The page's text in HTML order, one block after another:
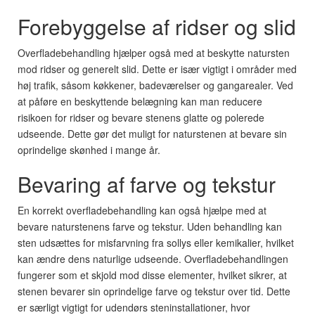
Forebyggelse af ridser og slid
Overfladebehandling hjælper også med at beskytte natursten
mod ridser og generelt slid. Dette er især vigtigt i områder med
høj trafik, såsom køkkener, badeværelser og gangarealer. Ved
at påføre en beskyttende belægning kan man reducere
risikoen for ridser og bevare stenens glatte og polerede
udseende. Dette gør det muligt for naturstenen at bevare sin
oprindelige skønhed i mange år.
Bevaring af farve og tekstur
En korrekt overfladebehandling kan også hjælpe med at
bevare naturstenens farve og tekstur. Uden behandling kan
sten udsættes for misfarvning fra sollys eller kemikalier, hvilket
kan ændre dens naturlige udseende. Overfladebehandlingen
fungerer som et skjold mod disse elementer, hvilket sikrer, at
stenen bevarer sin oprindelige farve og tekstur over tid. Dette
er særligt vigtigt for udendørs steninstallationer, hvor